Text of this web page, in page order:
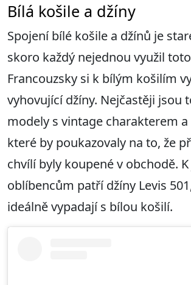
Bílá košile a džíny
Spojení bílé košile a džínů je
skoro každý nejednou využil
Francouzsky si k bílým košilím
vyhovující džíny. Nejčastěji jsou
modely s vintage charakterem
které by poukazovaly na to, že
chvílí byly koupené v obchodě.
oblíbencům patří džíny Levis
ideálně vypadají s bílou košilí.